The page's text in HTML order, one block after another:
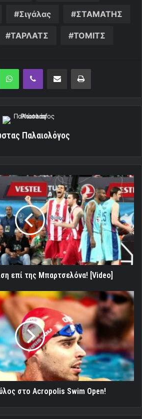
Σιγάλας ΣΤΑΜΑΤΗΣ
ΤΑΡΛΑΤΣ ΤΟΜΙΤΣ
WhatsAppViber Κοινοποίηση μέσω ηλεκτρονικού ταχυδρομείουΕκτύπωση
Παλαιολόγος
επί της Μπαρτσελόνα! [Video]
στο Acropolis Swim Open!